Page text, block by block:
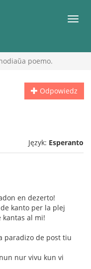
poemo.
Odpowiedz
Język: Esperanto
en dezerto!
kanto per la plej
al mi!
paradizo de post tiu
nur vivu kun vi